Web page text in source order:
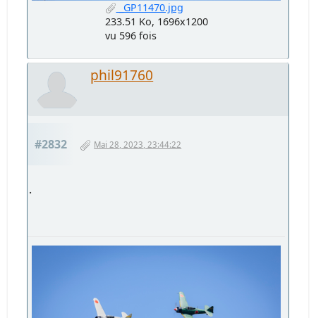
_GP11470.jpg
233.51 Ko, 1696x1200
vu 596 fois
phil91760
#2832 Mai 28, 2023, 23:44:22
.